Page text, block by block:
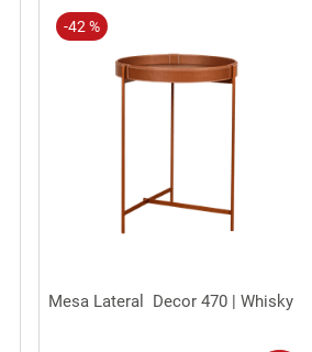
-42 %
Vista rápida
Mesa Lateral Decor 470 | Whisky